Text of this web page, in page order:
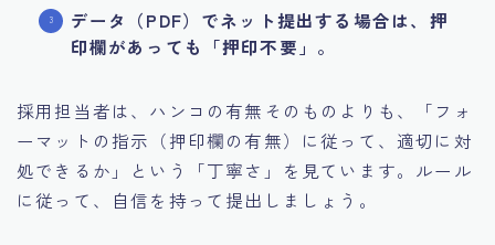
データ（PDF）でネット提出する場合は、押
印欄があっても「押印不要」。
採用担当者は、ハンコの有無そのものよりも、「フォ
ーマットの指示（押印欄の有無）に従って、適切に対
処できるか」という「丁寧さ」を見ています。ルール
に従って、自信を持って提出しましょう。